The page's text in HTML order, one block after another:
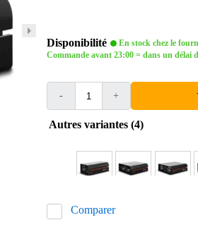
Disponibilité
En stock chez le
Commande avant 23:00 = dans un délai
- +
Autres variantes (4)
Comparer